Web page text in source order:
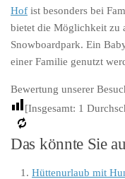
Hof ist besonders bei
bietet die Möglichkeit zu
Snowboardpark. Ein
einer Familie genutzt
Bewertung unserer
[Insgesamt: 1
Das könnte Sie
Hüttenurlaub mit